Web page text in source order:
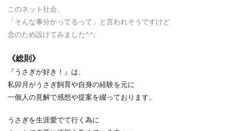
このネット社会、
「そんな事分かってるって」と言われそうですけど
念のため設けてみました^^;
《総則》
『うさぎが好き！』は、
私卯月がうさぎ飼育や自身の経験を元に
一個人の見解で感想や提案を綴っております。
うさぎを生涯愛でて行く為に